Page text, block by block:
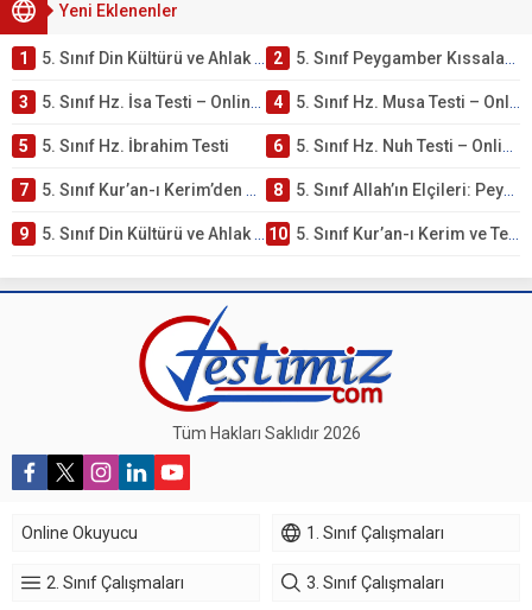
Yeni Eklenenler
1 5. Sınıf Din Kültürü ve Ahlak Bilgisi 4. Ünite: Peygamber Kıssaları Çalışmaları 2 5. Sınıf Peygamber Kıssaları Ünite Testi – Online Çöz
3 5. Sınıf Hz. İsa Testi – Online Çöz 4 5. Sınıf Hz. Musa Testi – Online Çöz
5 5. Sınıf Hz. İbrahim Testi 6 5. Sınıf Hz. Nuh Testi – Online Çöz
7 5. Sınıf Kur’an-ı Kerim’den Öğütler – Peygamber Kıssaları Testi – Online Çöz 8 5. Sınıf Allah’ın Elçileri: Peygamberler Testi – Online Çöz
9 5. Sınıf Din Kültürü ve Ahlak Bilgisi 3. Ünite: Kur’an-ı Kerim Çalışmaları 10 5. Sınıf Kur’an-ı Kerim ve Temel Özellikleri Testi – Online Çöz
Tüm Hakları Saklıdır 2026
Online Okuyucu 1. Sınıf Çalışmaları
2. Sınıf Çalışmaları 3. Sınıf Çalışmaları